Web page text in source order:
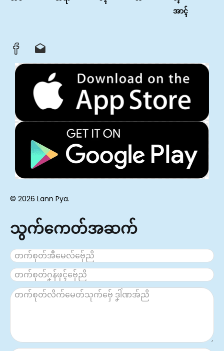
အာၚ်
© 2026 Lann Pya.
သွက်ကေတ်အဆက်